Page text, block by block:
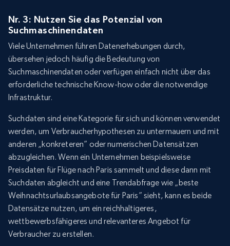
Nr. 3: Nutzen Sie das Potenzial von
Suchmaschinendaten
Viele Unternehmen führen Datenerhebungen durch,
übersehen jedoch häufig die Bedeutung von
Suchmaschinendaten oder verfügen einfach nicht über das
erforderliche technische Know-how oder die notwendige
Infrastruktur.
Suchdaten sind eine Kategorie für sich und können verwendet
werden, um Verbraucherhypothesen zu untermauern und mit
anderen „konkreteren” oder numerischen Datensätzen
abzugleichen. Wenn ein Unternehmen beispielsweise
Preisdaten für Flüge nach Paris sammelt und diese dann mit
Suchdaten abgleicht und eine Trendabfrage wie „beste
Weihnachtsurlaubsangebote für Paris” sieht, kann es beide
Datensätze nutzen, um ein reichhaltigeres,
wettbewerbsfähigeres und relevanteres Angebot für
Verbraucher zu erstellen.